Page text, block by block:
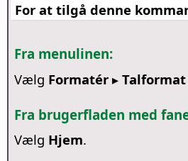
For at tilgå denne
Fra menulinen:
Vælg Formatér ▸
Fra brugerfladen med
Vælg Hjem.